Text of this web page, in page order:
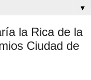
▼
la Rica de la
Ciudad de